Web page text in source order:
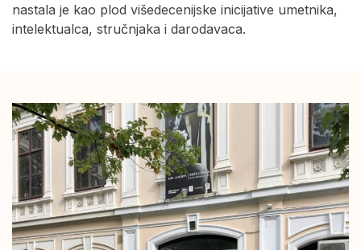
nastala je kao plod višedecenijske inicijative umetnika,
intelektualca, stručnjaka i darodavaca.